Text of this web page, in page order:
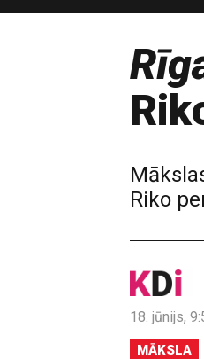
Riko
18. jūnijs,
MĀKSLA